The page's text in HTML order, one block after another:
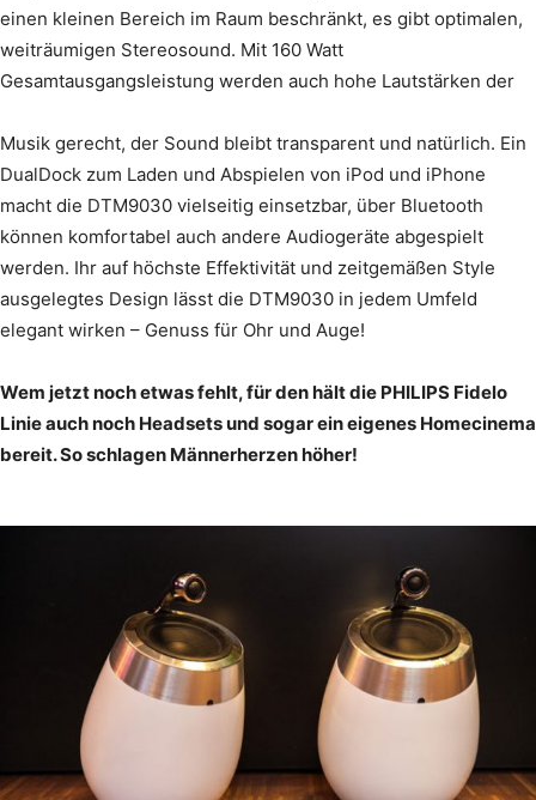
einen kleinen Bereich im Raum beschränkt, es gibt optimalen,
weiträumigen Stereosound. Mit 160 Watt
Gesamtausgangsleistung werden auch hohe Lautstärken der
Musik gerecht, der Sound bleibt transparent und natürlich. Ein
DualDock zum Laden und Abspielen von iPod und iPhone
macht die DTM9030 vielseitig einsetzbar, über Bluetooth
können komfortabel auch andere Audiogeräte abgespielt
werden. Ihr auf höchste Effektivität und zeitgemäßen Style
ausgelegtes Design lässt die DTM9030 in jedem Umfeld
elegant wirken – Genuss für Ohr und Auge!
Wem jetzt noch etwas fehlt, für den hält die PHILIPS Fidelo
Linie auch noch Headsets und sogar ein eigenes Homecinema
bereit. So schlagen Männerherzen höher!